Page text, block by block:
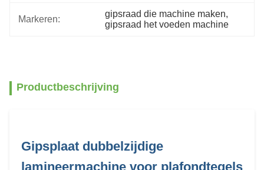
Markeren:
gipsraad die machine maken,
gipsraad het voeden machine
Productbeschrijving
Gipsplaat dubbelzijdige
lamineermachine voor plafondtegels